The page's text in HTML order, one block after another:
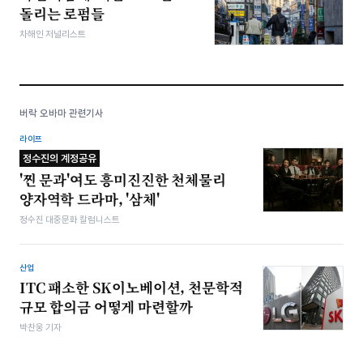
돌리는 로펌들
차해인 저널리스트
버락 오바마 관련기사
라이프
정수진의 계정공유
'찐 문과'여도 흥미진진한 천체물리
양자역학 드라마, '삼체'
정수진 대중문화 칼럼니스트
산업
ITC 패소한 SK이노베이션, 천문학적
규모 합의금 어떻게 마련할까
박찬웅 기자